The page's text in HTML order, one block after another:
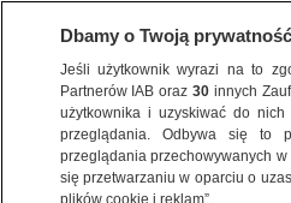
POLSKA
Dbamy o Twoją prywatność
Jeśli użytkownik wyrazi na to
Partnerów IAB oraz30 innych
użytkownika i uzyskiwać do
przeglądania. Odbywa się to
przeglądania przechowywanych
się przetwarzaniu w oparciu o
plików cookie i reklam”.